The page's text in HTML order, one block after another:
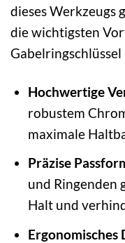
dieses Werkzeugs
die wichtigsten
Hochwertige
robustem
maximale
Präzise
und Ringenden
Halt und
Ergonomisches